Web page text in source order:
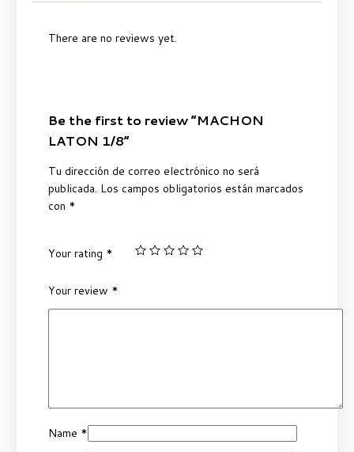
There are no reviews yet.
Be the first to review “MACHON
LATON 1/8”
Tu dirección de correo electrónico no será
publicada. Los campos obligatorios están marcados
con *
Your rating *
Your review *
Name *